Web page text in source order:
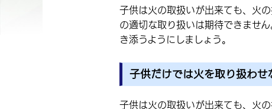
子供は火の取扱いが出来ても、火
の適切な取り扱いは期待できませ
き添うようにしましょう。
子供だけでは火を取り扱わせ
子供は火の取扱いが出来ても、火